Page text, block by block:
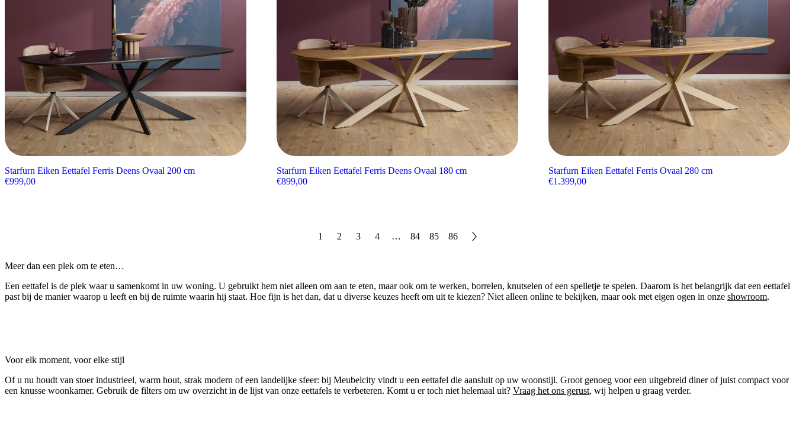
Starfurn Eiken Eettafel Ferris Deens Ovaal 200 cm
€999,00
Starfurn Eiken Eettafel Ferris Deens Ovaal 180 cm
€899,00
Starfurn Eiken Eettafel Ferris Ovaal 280 cm
€1.399,00
1 2 3 4 … 84 85 86
Meer dan een plek om te eten…
Een eettafel is de plek waar u samenkomt in uw woning. U gebruikt hem niet alleen om aan te eten, maar ook om te werken, borrelen, knutselen of een spelletje te spelen. Daarom is het belangrijk dat een eettafel
past bij de manier waarop u leeft en bij de ruimte waarin hij staat. Hoe fijn is het dan, dat u diverse keuzes heeft om uit te kiezen? Niet alleen online te bekijken, maar ook met eigen ogen in onze showroom.
Voor elk moment, voor elke stijl
Of u nu houdt van stoer industrieel, warm hout, strak modern of een landelijke sfeer: bij Meubelcity vindt u een eettafel die aansluit op uw woonstijl. Groot genoeg voor een uitgebreid diner of juist compact voor
een knusse woonkamer. Gebruik de filters om uw overzicht in de lijst van onze eettafels te verbeteren. Komt u er toch niet helemaal uit? Vraag het ons gerust, wij helpen u graag verder.